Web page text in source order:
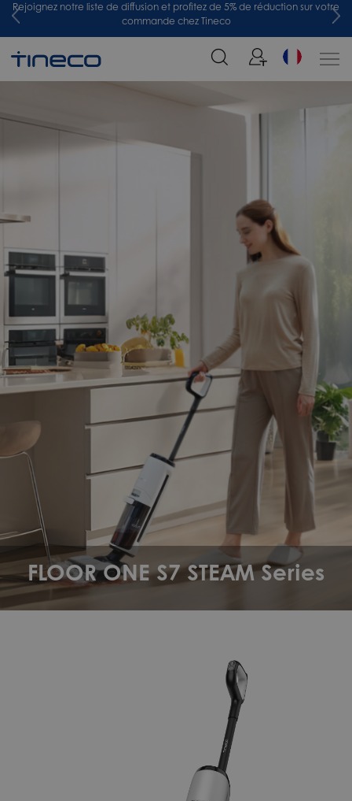
Rejoignez notre liste de diffusion et profitez de 5% de réduction sur votre
commande chez Tineco
FLOOR ONE S7 STEAM Series